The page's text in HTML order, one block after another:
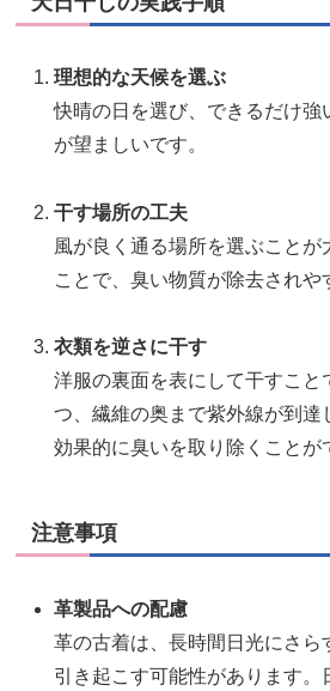
理想的な天候を選ぶ
快晴の日を選び、できるだけ強
が望ましいです。
干す場所の工夫
風が良く通る場所を選ぶことが
ことで、臭い物質が除去されや
衣類を逆さに干す
洋服の裏面を表にして干すこと
つ、繊維の奥まで紫外線が到達
効果的に臭いを取り除くことが
注意事項
革製品への配慮
革の古着は、長時間日光にさら
引き起こす可能性があります。